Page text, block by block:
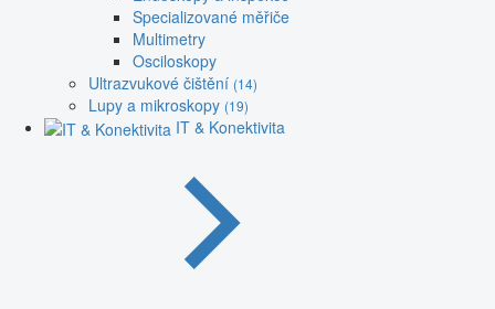
Specializované měřiče
Multimetry
Osciloskopy
Ultrazvukové čištění (14)
Lupy a mikroskopy (19)
IT & Konektivita